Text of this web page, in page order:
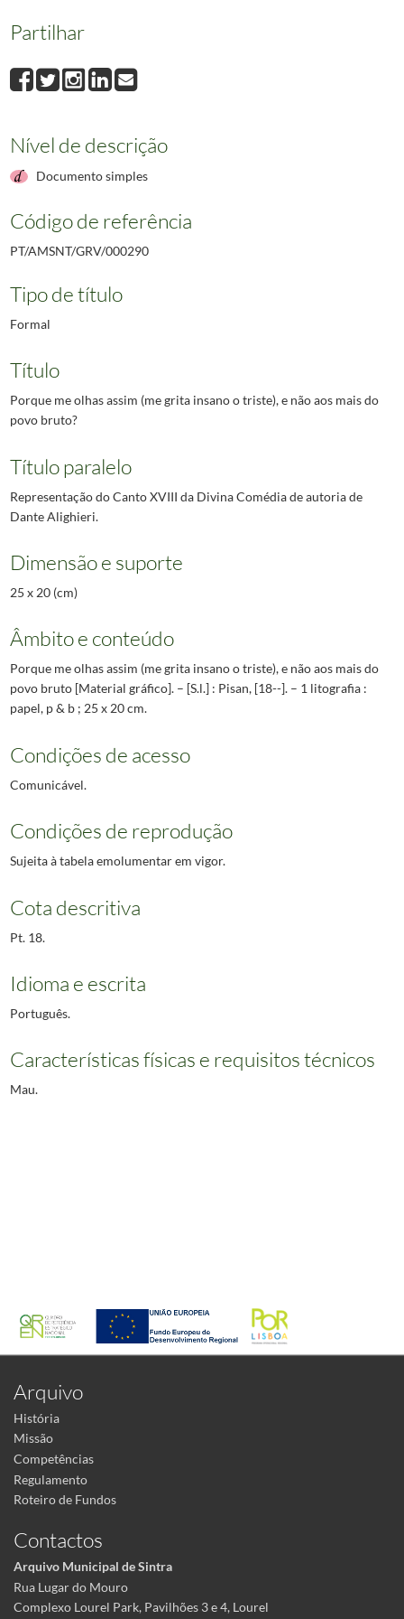
Partilhar
Nível de descrição
Documento simples
Código de referência
PT/AMSNT/GRV/000290
Tipo de título
Formal
Título
Porque me olhas assim (me grita insano o triste), e não aos mais do
povo bruto?
Título paralelo
Representação do Canto XVIII da Divina Comédia de autoria de
Dante Alighieri.
Dimensão e suporte
25 x 20 (cm)
Âmbito e conteúdo
Porque me olhas assim (me grita insano o triste), e não aos mais do
povo bruto [Material gráfico]. – [S.l.] : Pisan, [18--]. – 1 litografia :
papel, p & b ; 25 x 20 cm.
Condições de acesso
Comunicável.
Condições de reprodução
Sujeita à tabela emolumentar em vigor.
Cota descritiva
Pt. 18.
Idioma e escrita
Português.
Características físicas e requisitos técnicos
Mau.
Arquivo
História
Missão
Competências
Regulamento
Roteiro de Fundos
Contactos
Arquivo Municipal de Sintra
Rua Lugar do Mouro
Complexo Lourel Park, Pavilhões 3 e 4, Lourel